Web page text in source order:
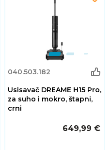
040.503.182
Usisavač DREAME H15 Pro,
za suho i mokro, štapni,
crni
649,99 €